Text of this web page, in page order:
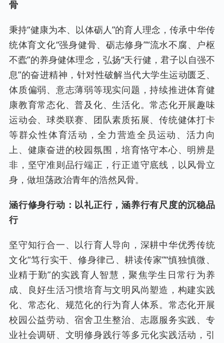
骨
秉持“健康为本、以体砺人”的育人理念，传承中华传
统体育文化“强身健骨、砺志修身”“流水不腐、户枢
不蠹”的养身健体理念，弘扬“天行健，君子以自强不
息”的奋进精神，针对性破解当代大学生运动匮乏、
体质偏弱、意志薄弱等现实问题，持续推进体育健
康教育常态化、普及化、生活化。常态化开展趣味
运动会、球类联赛、团队素质拓展、传统健体打卡
等群众性体育活动，全力营造全员运动、活力向
上、健康奋进的校园氛围，培育恪守本心、明辨是
非，坚守准则品行端正，行正道守底线，以风骨立
身，做坦荡政治青年的浩然风骨。
涵行修身行动：以礼正行，涵养行有尺度的沉稳品
行
坚守知行合一、以行育人导向，深耕中华优秀传统
文化“笃行实干、修身律己、耕读传家”“慎独慎微、
业精于勤”的实践育人智慧，聚焦学生日常行为养
成、良好生活习惯培育与文明风尚塑造，构建实践
化、常态化、规范化的行为育人体系。常态化开展
校园公益劳动、宿舍卫生整治、志愿服务实践、专
业社会调研、文明修身践行等多元化实践活动，引